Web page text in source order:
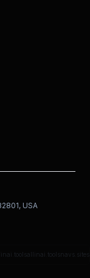
USA
allinai.tools navs.site